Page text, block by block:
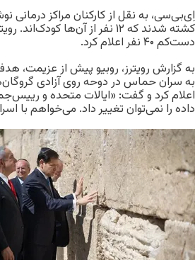
کشته شدند که ۱۲ نفر از آن‌ها
دست‌کم ۴۰ نفر اعلام کرد.
به گزارش رویترز، روبیو پیش از عزیمت،
به سران حماس در دوحه روی آزادی
اعلام کرد و گفت: «ایالات متحده و
داده را نمی‌توان تغییر داد. می‌خواهم با